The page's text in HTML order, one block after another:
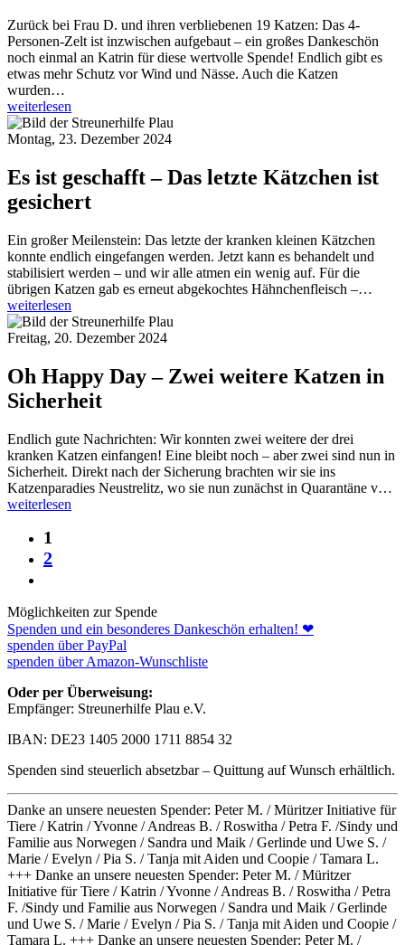
Zurück bei Frau D. und ihren verbliebenen 19 Katzen: Das 4-
Personen-Zelt ist inzwischen aufgebaut – ein großes Dankeschön
noch einmal an Katrin für diese wertvolle Spende! Endlich gibt es
etwas mehr Schutz vor Wind und Nässe. Auch die Katzen
wurden…
weiterlesen
Montag, 23. Dezember 2024
Es ist geschafft – Das letzte Kätzchen ist
gesichert
Ein großer Meilenstein: Das letzte der kranken kleinen Kätzchen
konnte endlich eingefangen werden. Jetzt kann es behandelt und
stabilisiert werden – und wir alle atmen ein wenig auf. Für die
übrigen Katzen gab es erneut abgekochtes Hähnchenfleisch –…
weiterlesen
Freitag, 20. Dezember 2024
Oh Happy Day – Zwei weitere Katzen in
Sicherheit
Endlich gute Nachrichten: Wir konnten zwei weitere der drei
kranken Katzen einfangen! Eine bleibt noch – aber zwei sind nun in
Sicherheit. Direkt nach der Sicherung brachten wir sie ins
Katzenparadies Neustrelitz, wo sie nun zunächst in Quarantäne v…
weiterlesen
1
2
Möglichkeiten zur Spende
Spenden und ein besonderes Dankeschön erhalten! ❤
spenden über PayPal
spenden über Amazon-Wunschliste
Oder per Überweisung:
Empfänger: Streunerhilfe Plau e.V.
IBAN: DE23 1405 2000 1711 8854 32
Spenden sind steuerlich absetzbar – Quittung auf Wunsch erhältlich.
Danke an unsere neuesten Spender: Peter M. / Müritzer Initiative für
Tiere / Katrin / Yvonne / Andreas B. / Roswitha / Petra F. /Sindy und
Familie aus Norwegen / Sandra und Maik / Gerlinde und Uwe S. /
Marie / Evelyn / Pia S. / Tanja mit Aiden und Coopie / Tamara L.
+++ Danke an unsere neuesten Spender: Peter M. / Müritzer
Initiative für Tiere / Katrin / Yvonne / Andreas B. / Roswitha / Petra
F. /Sindy und Familie aus Norwegen / Sandra und Maik / Gerlinde
und Uwe S. / Marie / Evelyn / Pia S. / Tanja mit Aiden und Coopie /
Tamara L. +++ Danke an unsere neuesten Spender: Peter M. /